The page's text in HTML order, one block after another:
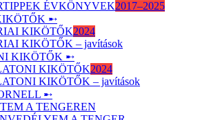
ÉVKÖNYVEK2017–2025
➸
KIKÖTŐK2024
KIKÖTŐK – javítások
KIKÖTŐK ➸
KIKÖTŐK2024
KIKÖTŐK – javítások
➸
A TENGEREN